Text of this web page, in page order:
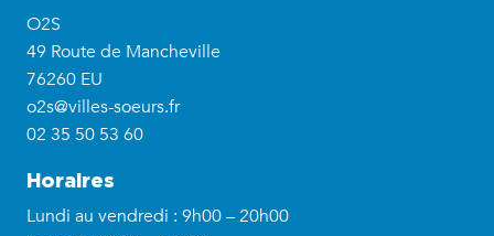
O2S
49 Route de Mancheville
76260 EU
o2s@villes-soeurs.fr
02 35 50 53 60
Horaires
Lundi au vendredi : 9h00 – 20h00